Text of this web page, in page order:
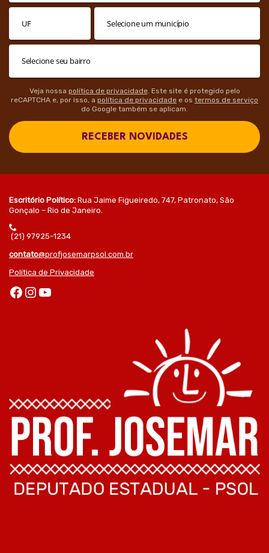
Veja nossa política de privacidade. Este site é protegido pelo
reCAPTCHA e, por isso, a política de privacidade e os termos de serviço
do Google também se aplicam.
RECEBER NOVIDADES
Escritório Político: Rua Jaime Figueiredo, 747, Patronato, São
Gonçalo – Rio de Janeiro.
(21) 97925-1234
contato@profjosemarpsol.com.br
Política de Privacidade
Facebook Instagram Youtube